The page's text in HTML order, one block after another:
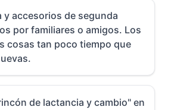
y accesorios de segunda
por familiares o amigos. Los
cosas tan poco tiempo que
de lactancia y cambio" en